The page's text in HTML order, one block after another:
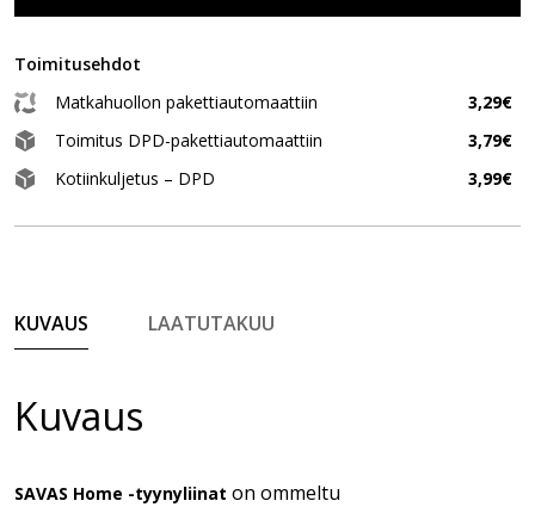
Toimitusehdot
Matkahuollon pakettiautomaattiin
3,29€
Toimitus DPD-pakettiautomaattiin
3,79€
Kotiinkuljetus – DPD
3,99€
KUVAUS LAATUTAKUU
Kuvaus
SAVAS Home -tyynyliinat on ommeltu